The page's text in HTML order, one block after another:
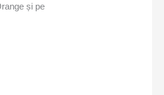
și pe